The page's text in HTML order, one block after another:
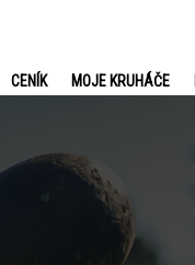
CENÍK MOJE KRUHÁČE